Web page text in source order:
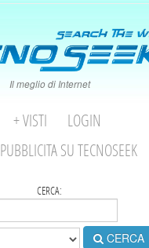
Il meglio di Internet
+ VISTI
LOGIN
PUBBLICITA SU TECNOSEEK
CERCA:
CERCA